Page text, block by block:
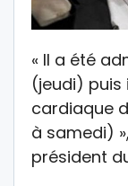
« Il a été
(jeudi) puis
cardiaque
à samedi)
président